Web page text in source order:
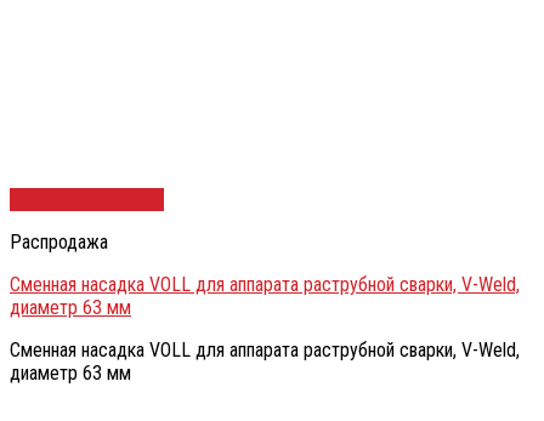
Распродажа
Сменная насадка VOLL для аппарата раструбной сварки, V-Weld,
диаметр 63 мм
Сменная насадка VOLL для аппарата раструбной сварки, V-Weld,
диаметр 63 мм